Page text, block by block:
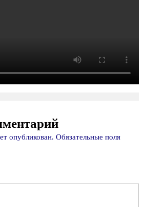
опубликован. Обязательные поля